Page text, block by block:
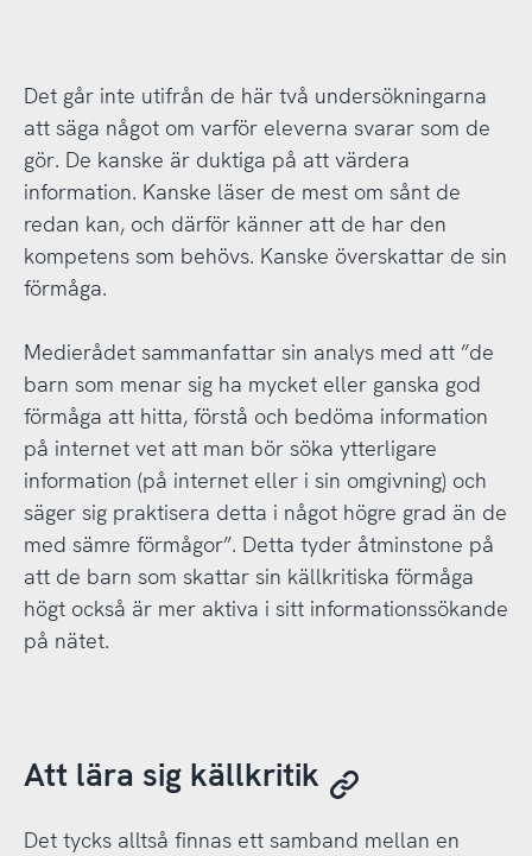
Det går inte utifrån de här två undersökningarna
att säga något om varför eleverna svarar som de
gör. De kanske är duktiga på att värdera
information. Kanske läser de mest om sånt de
redan kan, och därför känner att de har den
kompetens som behövs. Kanske överskattar de sin
förmåga.
Medierådet sammanfattar sin analys med att ”de
barn som menar sig ha mycket eller ganska god
förmåga att hitta, förstå och bedöma information
på internet vet att man bör söka ytterligare
information (på internet eller i sin omgivning) och
säger sig praktisera detta i något högre grad än de
med sämre förmågor”. Detta tyder åtminstone på
att de barn som skattar sin källkritiska förmåga
högt också är mer aktiva i sitt informationssökande
på nätet.
Att lära sig källkritik
Det tycks alltså finnas ett samband mellan en